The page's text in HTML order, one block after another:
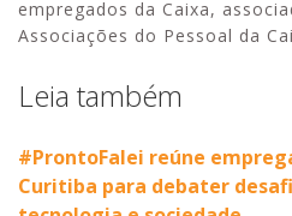
empregados da Caixa,
Associações do Pessoal da
Leia também
#ProntoFalei reúne
Curitiba para debater